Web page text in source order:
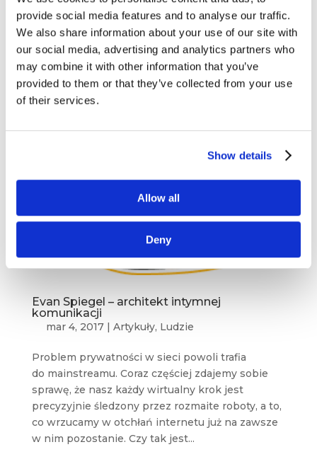
provide social media features and to analyse our traffic.
We also share information about your use of our site with
our social media, advertising and analytics partners who
may combine it with other information that you’ve
provided to them or that they’ve collected from your use
of their services.
Show details
Allow all
Deny
Evan Spiegel – architekt intymnej
komunikacji
mar 4, 2017| Artykuły, Ludzie
Problem prywatności w sieci powoli trafia
do mainstreamu. Coraz częściej zdajemy sobie
sprawę, że nasz każdy wirtualny krok jest
precyzyjnie śledzony przez rozmaite roboty, a to,
co wrzucamy w otchłań internetu już na zawsze
w nim pozostanie. Czy tak jest...